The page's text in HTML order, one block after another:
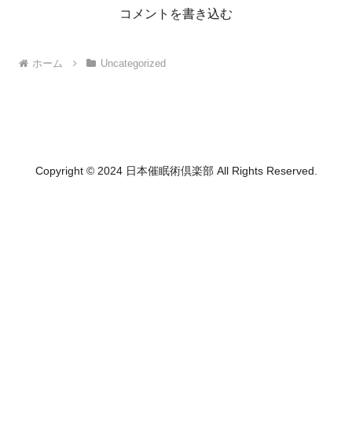
コメントを書き込む
ホーム Uncategorized
Copyright © 2024 日本催眠術倶楽部 All Rights Reserved.